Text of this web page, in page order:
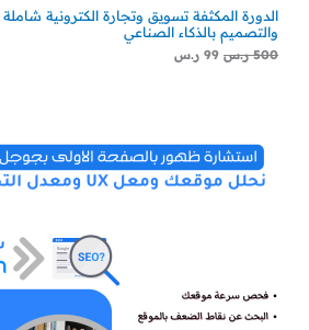
الدورة المكثفة تسويق وتجارة الكترونية
والتصميم بالذكاء الصناعي
500 ر.س 99 ر.س
500 ر.س.
300 ر.س.